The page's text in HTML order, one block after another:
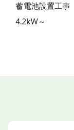
蓄電池設置工
4.2kW～